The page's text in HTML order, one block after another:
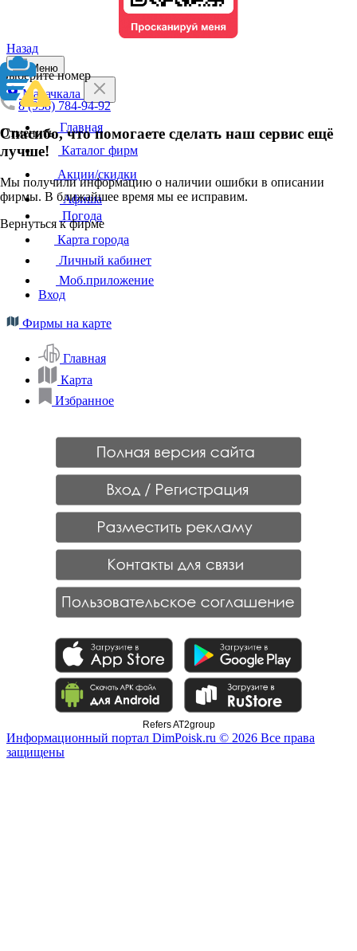
Назад
Выберите номер
8 (938) 784-94-92
Отменить
Спасибо, что помогаете сделать наш сервис ещё
лучше!
Мы получили информацию о наличии ошибки в описании
фирмы. В ближайшее время мы ее исправим.
Вернуться к фирме
Меню
Махачкала
Главная
Каталог фирм
Акции/скидки
Афиша
Погода
Карта города
Личный кабинет
Моб.приложение
Вход
Фирмы на карте
Главная
Карта
Избранное
Refers AT2group
Информационный портал DimPoisk.ru © 2026 Все права
защищены